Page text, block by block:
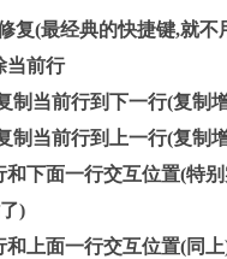
复(最经典的快捷键,就不
当前行
制当前行到下一行(复制
制当前行到上一行(复制
和下面一行交互位置(特
)
和上面一行交互位置(同